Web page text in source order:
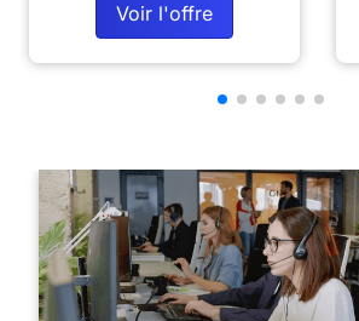
Voir l'offre